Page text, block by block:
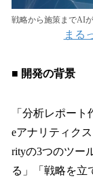
戦略から施策までAI
まる
■ 開発の背景
「分析レポー
eアナリティク
rityの3つのツー
る」「戦略を立